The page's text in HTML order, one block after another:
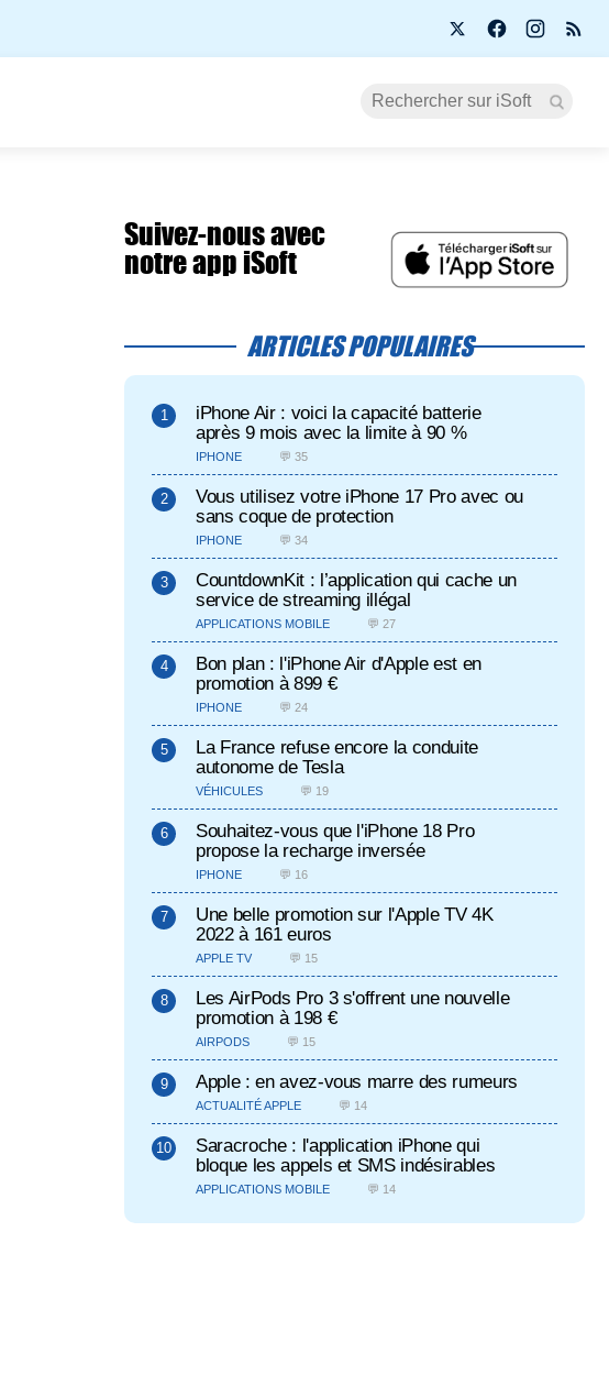
Suivez-nous avec
notre app iSoft
ARTICLES POPULAIRES
iPhone Air : voici la capacité batterie
après 9 mois avec la limite à 90 %
IPHONE 💬 35
Vous utilisez votre iPhone 17 Pro avec ou
sans coque de protection
IPHONE 💬 34
CountdownKit : l’application qui cache un
service de streaming illégal
APPLICATIONS MOBILE 💬 27
Bon plan : l'iPhone Air d'Apple est en
promotion à 899 €
IPHONE 💬 24
La France refuse encore la conduite
autonome de Tesla
VÉHICULES 💬 19
Souhaitez-vous que l'iPhone 18 Pro
propose la recharge inversée
IPHONE 💬 16
Une belle promotion sur l'Apple TV 4K
2022 à 161 euros
APPLE TV 💬 15
Les AirPods Pro 3 s'offrent une nouvelle
promotion à 198 €
AIRPODS 💬 15
Apple : en avez-vous marre des rumeurs
ACTUALITÉ APPLE 💬 14
Saracroche : l'application iPhone qui
bloque les appels et SMS indésirables
APPLICATIONS MOBILE 💬 14